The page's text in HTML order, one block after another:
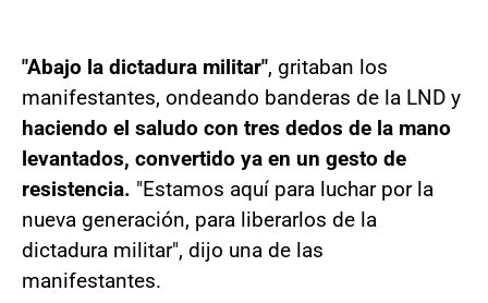
"Abajo la dictadura militar", gritaban los
manifestantes, ondeando banderas de la LND y
haciendo el saludo con tres dedos de la mano
levantados, convertido ya en un gesto de
resistencia. "Estamos aquí para luchar por la
nueva generación, para liberarlos de la
dictadura militar", dijo una de las
manifestantes.